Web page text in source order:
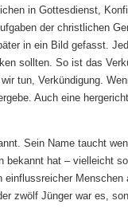
in Gottesdienst,
der christlichen
in ein Bild gefasst.
sollten. So ist das
tun, Verkündigung.
Auch eine
Sein Name taucht
bekannt hat – vielleicht
zwölf Jünger war es,